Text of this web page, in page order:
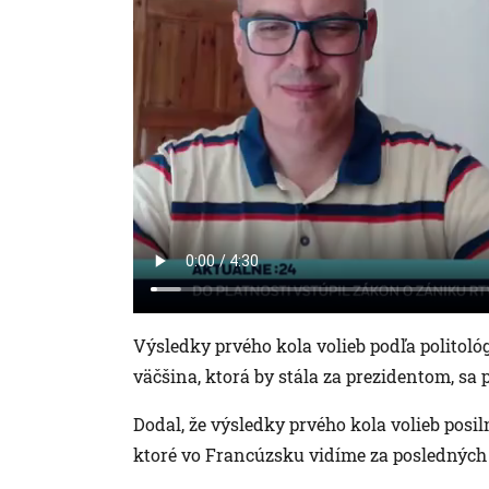
Výsledky prvého kola volieb podľa
väčšina, ktorá by stála za prezidentom, sa
Dodal, že výsledky prvého kola volieb
ktoré vo Francúzsku vidíme za